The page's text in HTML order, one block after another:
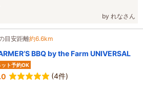
by れなさん
目安距離約6.6km
BBQ by the Farm UNIVERSAL
ット予約OK
(4件)